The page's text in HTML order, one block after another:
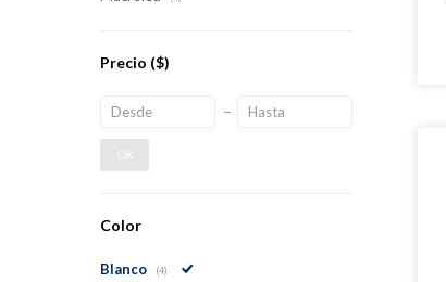
Precio ($)
OK
Color
Blanco (4)